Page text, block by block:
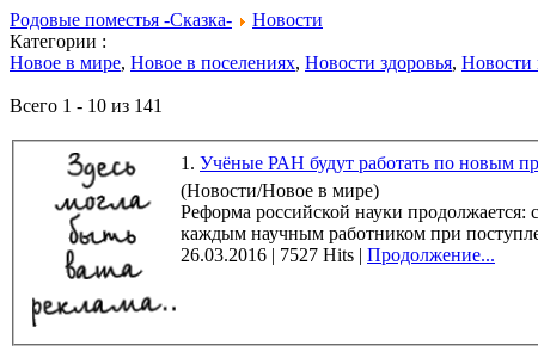
Родовые поместья -Сказка-
Новости
Категории :
Новое в мире, Новое в поселениях, Новости здоровья, Новости
Всего 1 - 10 из 141
1. Учёные РАН будут работать по новым
(Новости/Новое в мире)
Реформа российской науки продолжается: с
каждым научным работником при
26.03.2016 | 7527 Hits | Продолжение...